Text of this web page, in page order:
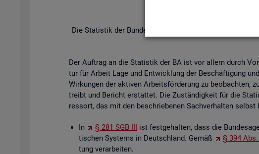
Die Sta­tis­tik der Bun­des­agen­tur für Ar­beit (
) er­füllt
Der Auf­trag an die Sta­tis­tik der BA ist vor allem durch
tur für Ar­beit Lage und Ent­wick­lung der Be­schäf­ti­gung
Wir­kun­gen der ak­ti­ven Ar­beits­för­de­rung zu be­ob­ach­ten,
treibt und Be­richt er­stat­tet. Die Zu­stän­dig­keit für die
res­sort, das mit den be­schrie­be­nen Sach­ver­hal­ten
In § 281 SGB III ist fest­ge­hal­ten, dass die
ti­schen Sys­tems in Deutsch­land. Gemäß
§ 394 Abs.
tung ver­ar­bei­ten.